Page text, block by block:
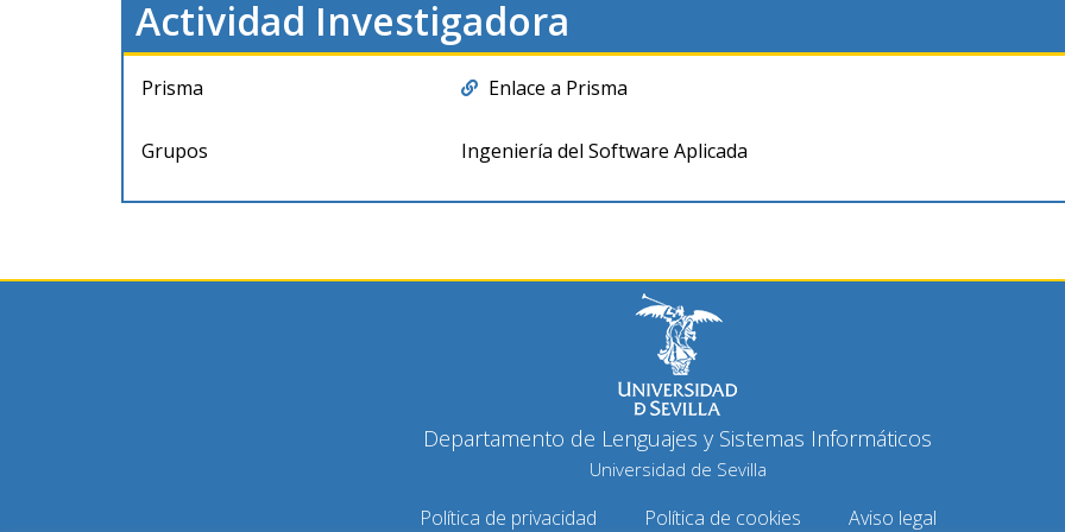
Actividad Investigadora
Prisma Enlace a Prisma
Grupos Ingeniería del Software Aplicada
Departamento de Lenguajes y Sistemas Informáticos
Universidad de Sevilla
Política de privacidad Política de cookies Aviso legal